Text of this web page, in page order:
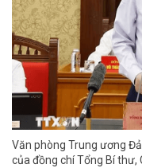
Văn phòng Trung ương
của đồng chí Tổng Bí thư,